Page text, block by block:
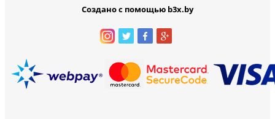
Создано с помощью b3x.by